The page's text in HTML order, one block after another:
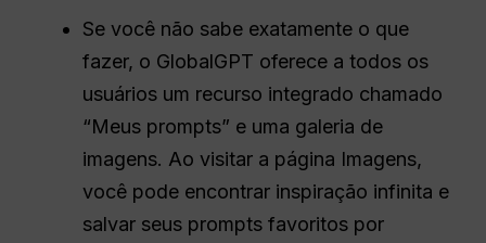
Se você não sabe exatamente o que
fazer, o GlobalGPT oferece a todos os
usuários um recurso integrado chamado
“Meus prompts” e uma galeria de
imagens. Ao visitar a página Imagens,
você pode encontrar inspiração infinita e
salvar seus prompts favoritos por